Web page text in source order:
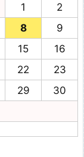
1
2
8
9
15
16
22
23
29
30